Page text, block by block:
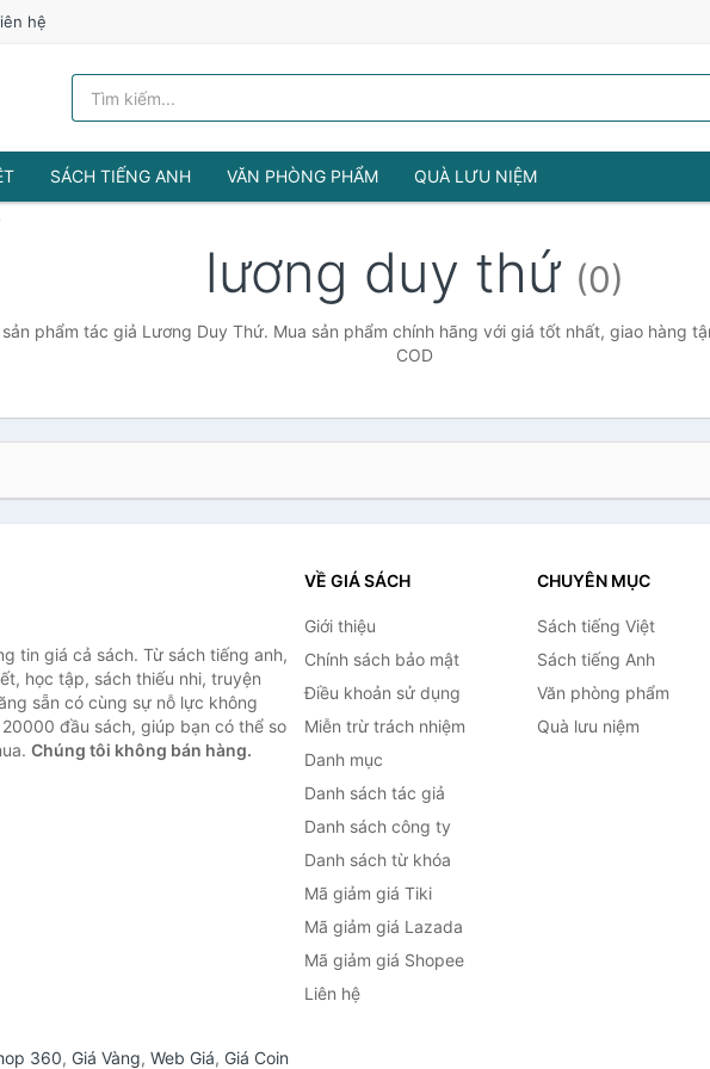
hệ
SÁCH TIẾNG ANH VĂN PHÒNG PHẨM QUÀ LƯU NIỆM
lương duy thứ (0)
phẩm tác giả Lương Duy Thứ. Mua sản phẩm chính hãng với giá tốt nhất, giao hàng
COD
tin giá cả sách. Từ sách tiếng anh,
học tập, sách thiếu nhi, truyện
sẵn có cùng sự nỗ lực không
đầu sách, giúp bạn có thể so
Chúng tôi không bán hàng.
VỀ GIÁ SÁCH
Giới thiệu
Chính sách bảo mật
Điều khoản sử dụng
Miễn trừ trách nhiệm
Danh mục
Danh sách tác giả
Danh sách công ty
Danh sách từ khóa
Mã giảm giá Tiki
Mã giảm giá Lazada
Mã giảm giá Shopee
Liên hệ
CHUYÊN MỤC
Sách tiếng Việt
Sách tiếng Anh
Văn phòng phẩm
Quà lưu niệm
360, Giá Vàng, Web Giá, Giá Coin